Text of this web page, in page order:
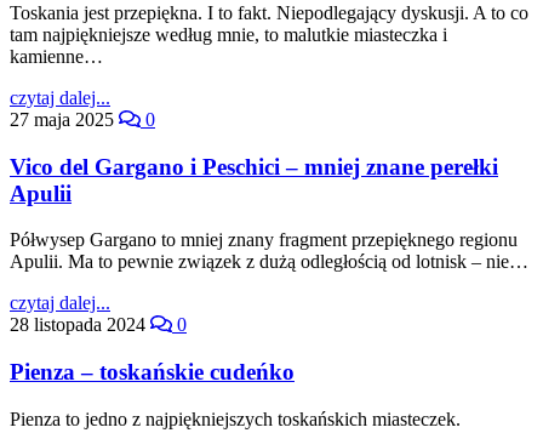
Toskania jest przepiękna. I to fakt. Niepodlegający dyskusji. A to co
tam najpiękniejsze według mnie, to malutkie miasteczka i
kamienne…
czytaj dalej...
27 maja 2025
0
Vico del Gargano i Peschici – mniej znane perełki
Apulii
Półwysep Gargano to mniej znany fragment przepięknego regionu
Apulii. Ma to pewnie związek z dużą odległością od lotnisk – nie…
czytaj dalej...
28 listopada 2024
0
Pienza – toskańskie cudeńko
Pienza to jedno z najpiękniejszych toskańskich miasteczek.